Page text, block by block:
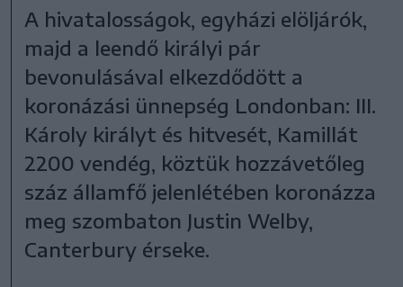
A hivatalosságok, egyházi elöljárók,
majd a leendő királyi pár
bevonulásával elkezdődött a
koronázási ünnepség Londonban: III.
Károly királyt és hitvesét, Kamillát
2200 vendég, köztük hozzávetőleg
száz államfő jelenlétében koronázza
meg szombaton Justin Welby,
Canterbury érseke.